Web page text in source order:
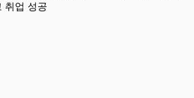
취업 성공